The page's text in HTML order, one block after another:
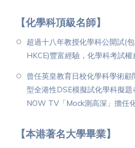
【化學科頂級名師】
超過十八年教授化學科公開試(
HKCE)豐富經驗，化學科考試權
曾任英皇教育日校化學科學術
型全港性DSE模擬試化學科擬
NOW TV「Mock測高深」擔任
【本港著名大學畢業】